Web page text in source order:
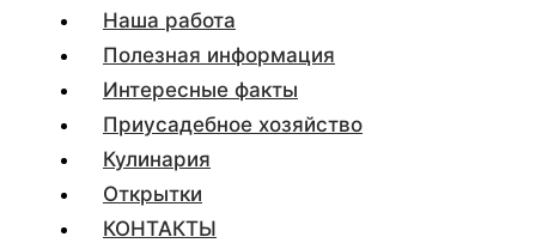
Наша работа
Полезная информация
Интересные факты
Приусадебное хозяйство
Кулинария
Открытки
КОНТАКТЫ